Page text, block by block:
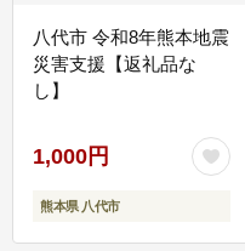
八代市 令和8年熊本地震
災害支援【返礼品な
し】
1,000円
熊本県 八代市